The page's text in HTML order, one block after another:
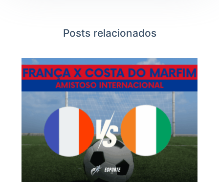
Posts relacionados